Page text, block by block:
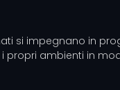
si impegnano in
propri ambienti in